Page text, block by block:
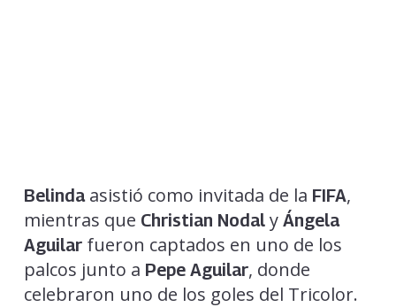
Belindaasistió como invitada de la FIFA,
mientras que Christian Nodaly Ángela
Aguilarfueron captados en uno de los
palcos junto a Pepe Aguilar, donde
celebraron uno de los goles del Tricolor.